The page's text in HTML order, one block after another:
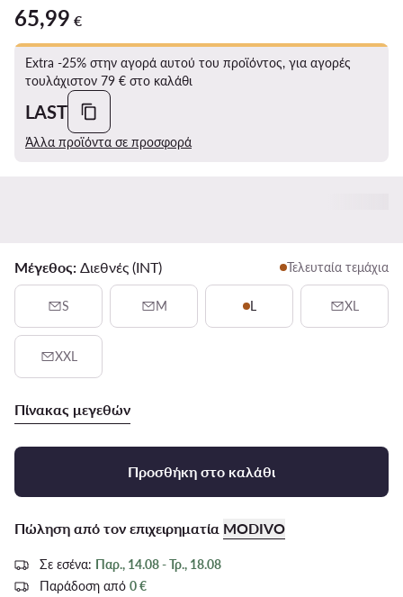
65,99 €
65,99 €
Extra -25% στην αγορά αυτού του προϊόντος, για αγορές
τουλάχιστον 79 € στο καλάθι
LAST
Άλλα προϊόντα σε προσφορά
Μέγεθος: Διεθνές (INT) Τελευταία τεμάχια
S M L XL
XXL
Πίνακας μεγεθών
Προσθήκη στο καλάθι
Πώληση από τον επιχειρηματία MODIVO
Σε εσένα: Παρ., 14.08 - Τρ., 18.08
Παράδοση από 0 €